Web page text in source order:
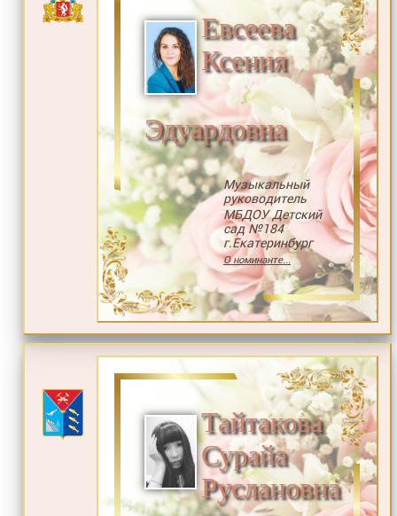
Евсеева
Ксения
Эдуардовна
Музыкальный
руководитель
МБДОУ Детский
сад №184
г.Екатеринбург
О номинанте...
Тайтакова
Сурайа
Руслановна